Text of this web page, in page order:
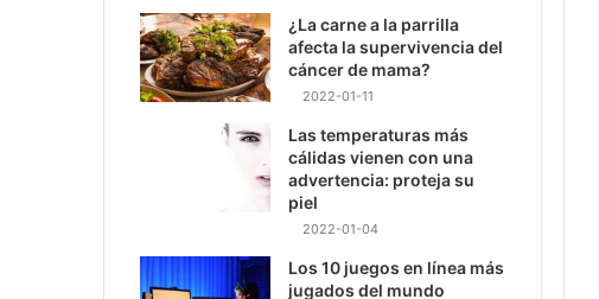
¿La carne a la parrilla
afecta la supervivencia del
cáncer de mama?
2022-01-11
Las temperaturas más
cálidas vienen con una
advertencia: proteja su
piel
2022-01-04
Los 10 juegos en línea más
jugados del mundo